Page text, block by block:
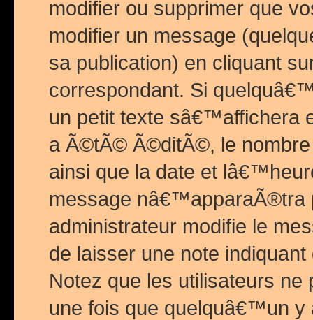
modifier ou supprimer que
modifier un message
sa publication) en cliquant
correspondant. Si
un petit texte sâ€™affichera
a Ã©tÃ© Ã©ditÃ©, le
ainsi que la date et
message nâ€™apparaÃ®tra
administrateur modifie le
de laisser une note
Notez que les utilisateurs
une fois que quelquâ€™un y